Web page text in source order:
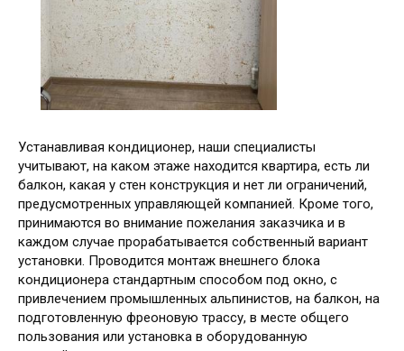
Устанавливая кондиционер, наши специалисты
учитывают, на каком этаже находится квартира, есть ли
балкон, какая у стен конструкция и нет ли ограничений,
предусмотренных управляющей компанией. Кроме того,
принимаются во внимание пожелания заказчика и в
каждом случае прорабатывается собственный вариант
установки. Проводится монтаж внешнего блока
кондиционера стандартным способом под окно, с
привлечением промышленных альпинистов, на балкон, на
подготовленную фреоновую трассу, в месте общего
пользования или установка в оборудованную